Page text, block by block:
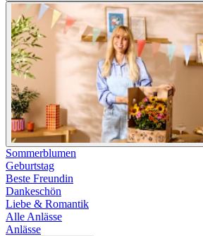
Sommerblumen
Geburtstag
Beste Freundin
Dankeschön
Liebe & Romantik
Alle Anlässe
Anlässe